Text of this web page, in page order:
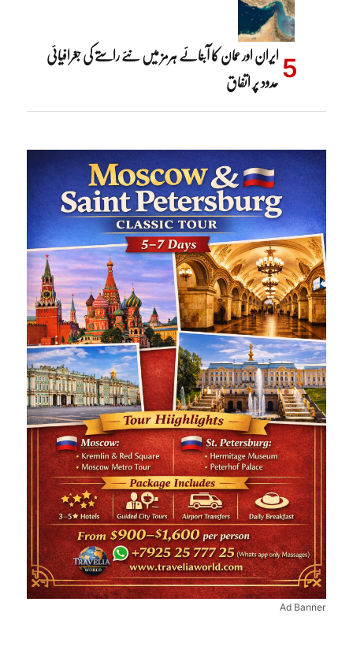
ایران اور عمان کا آبنائے ہرمز میں نئے راستے کی جغرافیائی
حدود پر اتفاق
Ad Banner